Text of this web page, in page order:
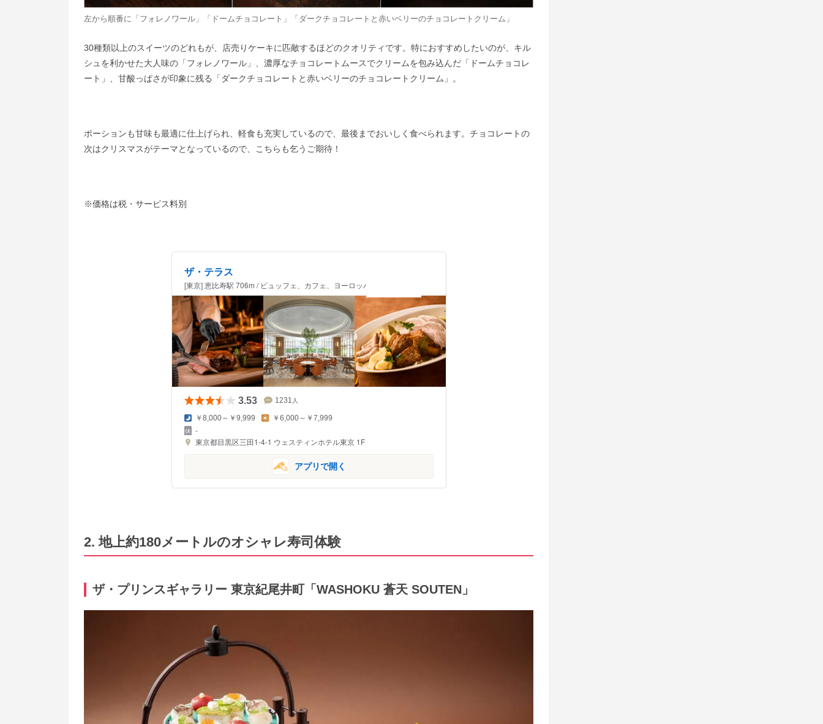
左から順番に「フォレノワール」「ドームチョコレート」「ダークチョコレートと赤いベリーのチョコレートクリーム」
30種類以上のスイーツのどれもが、店売りケーキに匹敵するほどのクオリティです。特におすすめしたいのが、キル
シュを利かせた大人味の「フォレノワール」、濃厚なチョコレートムースでクリームを包み込んだ「ドームチョコレ
ート」、甘酸っぱさが印象に残る「ダークチョコレートと赤いベリーのチョコレートクリーム」。
ポーションも甘味も最適に仕上げられ、軽食も充実しているので、最後までおいしく食べられます。チョコレートの
次はクリスマスがテーマとなっているので、こちらも乞うご期待！
※価格は税・サービス料別
ザ・テラス
[東京] 恵比寿駅 706m / ビュッフェ、カフェ、ヨーロッパ料理
3.53 1231 人
￥8,000～￥9,999 ￥6,000～￥7,999
-
東京都目黒区三田1-4-1 ウェスティンホテル東京 1F
アプリで開く
2. 地上約180メートルのオシャレ寿司体験
ザ・プリンスギャラリー 東京紀尾井町「WASHOKU 蒼天 SOUTEN」